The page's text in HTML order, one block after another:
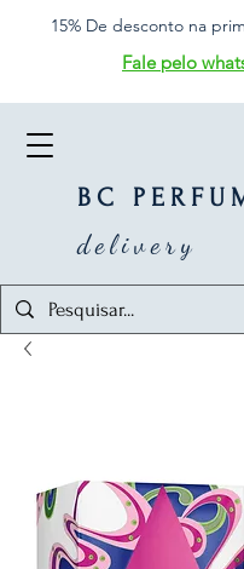
15% De desconto na
Fale pelo
BC
delivery